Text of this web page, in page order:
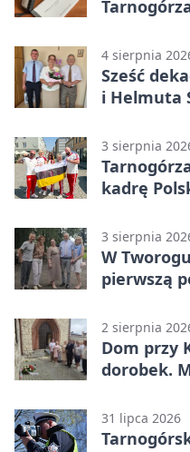
4 sierpnia
Sześć
i Helmuta
3 sierpnia
kadrę
3 sierpnia
W
pierwszą
2 sierpnia
Dom przy
dorobek.
31 lipca 2026